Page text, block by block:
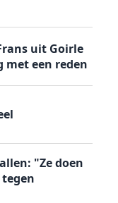
uit Goirle
met een reden
"Ze doen